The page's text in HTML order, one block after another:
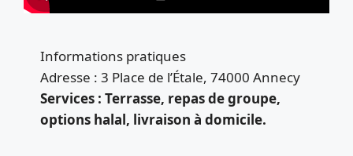
Informations pratiques
Adresse : 3 Place de l’Étale, 74000 Annecy
Services : Terrasse, repas de groupe,
options halal, livraison à domicile.